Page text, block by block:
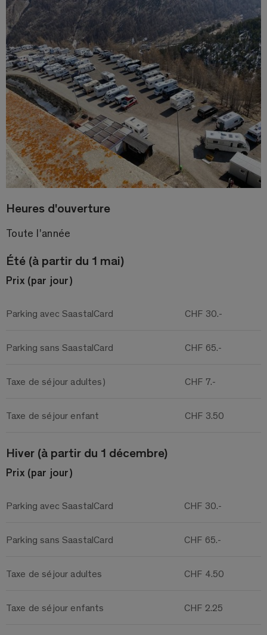
Heures d'ouverture
Toute l'année
Été (à partir du 1 mai)
Prix (par jour)
Parking avec SaastalCard CHF 30.-
Parking sans SaastalCard CHF 65.-
Taxe de séjour adultes) CHF 7.-
Taxe de séjour enfant CHF 3.50
Hiver (à partir du 1 décembre)
Prix (par jour)
Parking avec SaastalCard CHF 30.-
Parking sans SaastalCard CHF 65.-
Taxe de séjour adultes CHF 4.50
Taxe de séjour enfants CHF 2.25